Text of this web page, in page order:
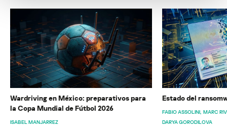
Wardriving en México: preparativos para
la Copa Mundial de Fútbol 2026
ISABEL MANJARREZ
Estado del
FABIO ASSOLINI MARC
DARYA GORODILOVA